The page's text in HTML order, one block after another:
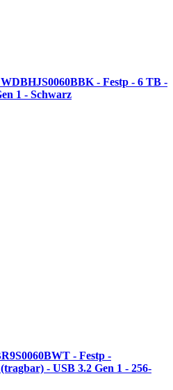
- Festp - 6 TB -
1 - Schwarz
- Festp -
- USB 3.2 Gen 1 - 256-